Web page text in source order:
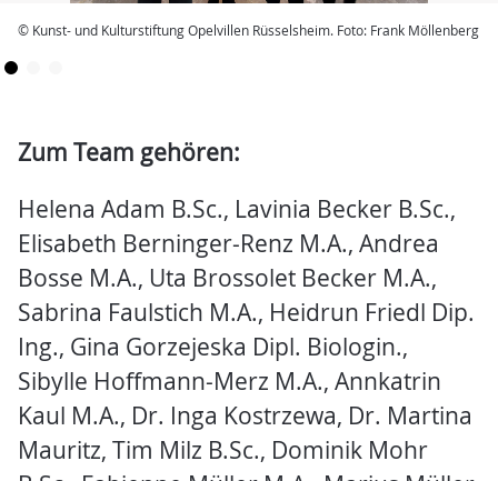
© Kunst- und Kulturstiftung Opelvillen Rüsselsheim. Foto: Frank Möllenberg
Zum Team gehören:
Helena Adam B.Sc., Lavinia Becker B.Sc.,
Elisabeth Berninger-Renz M.A., Andrea
Bosse M.A., Uta Brossolet Becker M.A.,
Sabrina Faulstich M.A., Heidrun Friedl Dip.
Ing., Gina Gorzejeska Dipl. Biologin.,
Sibylle Hoffmann-Merz M.A., Annkatrin
Kaul M.A., Dr. Inga Kostrzewa, Dr. Martina
Mauritz, Tim Milz B.Sc., Dominik Mohr